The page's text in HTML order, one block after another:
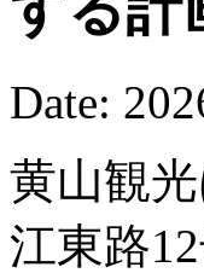
Date:
黄山観
江東路